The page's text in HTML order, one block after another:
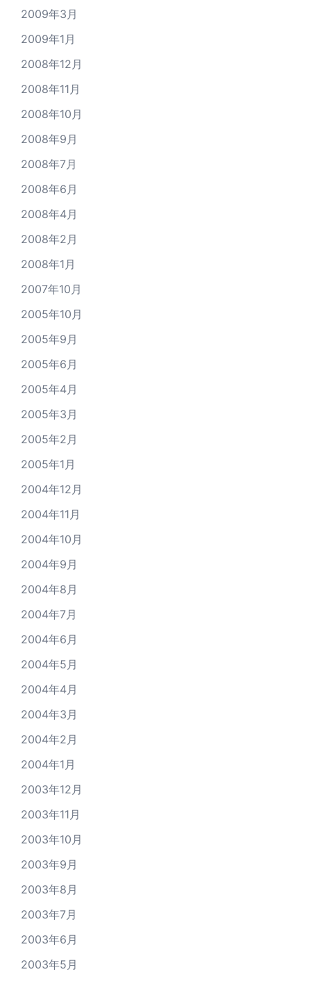
2009年3月
2009年1月
2008年12月
2008年11月
2008年10月
2008年9月
2008年7月
2008年6月
2008年4月
2008年2月
2008年1月
2007年10月
2005年10月
2005年9月
2005年6月
2005年4月
2005年3月
2005年2月
2005年1月
2004年12月
2004年11月
2004年10月
2004年9月
2004年8月
2004年7月
2004年6月
2004年5月
2004年4月
2004年3月
2004年2月
2004年1月
2003年12月
2003年11月
2003年10月
2003年9月
2003年8月
2003年7月
2003年6月
2003年5月